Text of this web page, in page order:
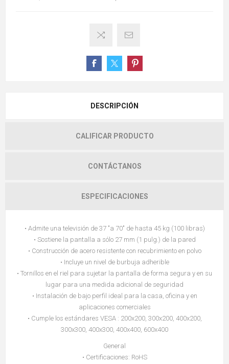
DESCRIPCIÓN
CALIFICAR PRODUCTO
CONTÁCTANOS
ESPECIFICACIONES
• Admite una televisión de 37 "a 70" de hasta 45 kg (100 libras)
• Sostiene la pantalla a sólo 27 mm (1 pulg.) de la pared
• Construcción de acero resistente con recubrimiento en polvo
• Incluye un nivel de burbuja adherible
• Tornillos en el riel para sujetar la pantalla de forma segura y en su
lugar para una medida adicional de seguridad
• Instalación de bajo perfil ideal para la casa, oficina y en
aplicaciones comerciales
• Cumple los estándares VESA : 200x200, 300x200, 400x200,
300x300, 400x300, 400x400, 600x400
General
• Certificaciones: RoHS